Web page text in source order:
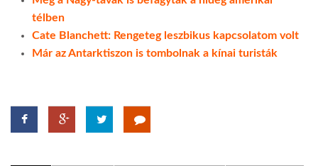
télben
Cate Blanchett: Rengeteg leszbikus kapcsolatom volt
Már az Antarktiszon is tombolnak a kínai turisták